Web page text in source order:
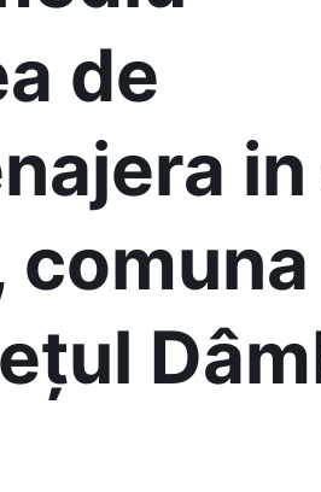
de
comuna